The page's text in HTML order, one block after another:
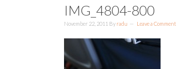
IMG_4804-800
November 22, 2011 By radu Leave a Comment